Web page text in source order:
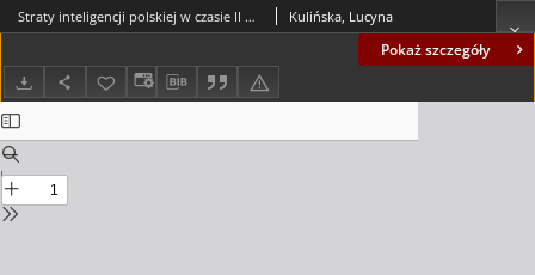
Pokaż szczegóły
Straty inteligencji polskiej w czasie II wojny światowej na przykładzie mordu dokonanego w Stanisławowie = The Stanisławow atrocity, one of many examples of the losses of Polish intelligentsia during World War II Kulińska, Lucyna